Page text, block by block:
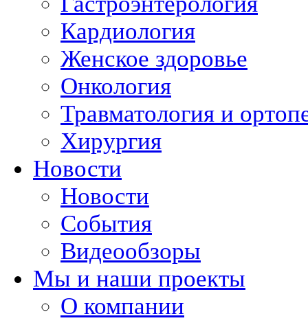
Кардиология
Женское здоровье
Онкология
Травматология и
Хирургия
Новости
Новости
События
Видеообзоры
Мы и наши проекты
О компании